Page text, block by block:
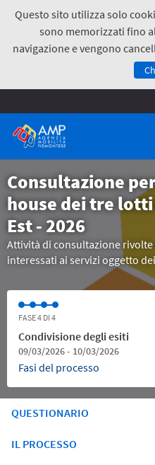
Questo sito utilizza solo
sono memorizzati fino
navigazione e vengono
Consultazione
house dei tre
Est - 2026
Attività di consultazione
interessati ai servizi oggetto
FASE 4 DI 4
Condivisione degli esiti
09/03/2026 - 10/03/2026
Fasi del processo
QUESTIONARIO
IL PROCESSO